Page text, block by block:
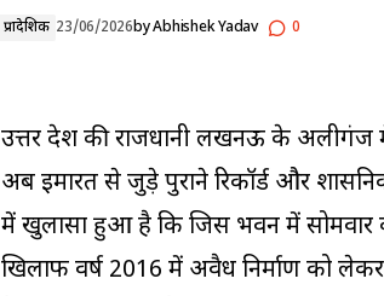
प्रादेशिक 23/06/2026byAbhishek Yadav 0
उत्तर प्रदेश की राजधानी लखनऊ के
अब इमारत से जुड़े पुराने रिकॉर्ड और
में खुलासा हुआ है कि जिस भवन में
खिलाफ वर्ष 2016 में अवैध निर्माण को